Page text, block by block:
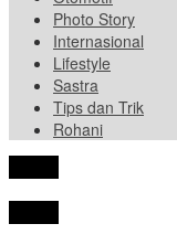
Photo Story
Internasional
Lifestyle
Sastra
Tips dan Trik
Rohani